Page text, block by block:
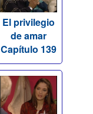
El privilegio
de amar
Capítulo 139